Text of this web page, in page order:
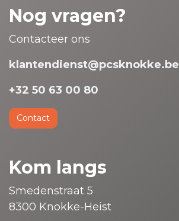
Nog vragen?
Contacteer ons
klantendienst@pcsknokke.be
+32 50 63 00 80
Contact
Kom langs
Smedenstraat 5
8300 Knokke-Heist